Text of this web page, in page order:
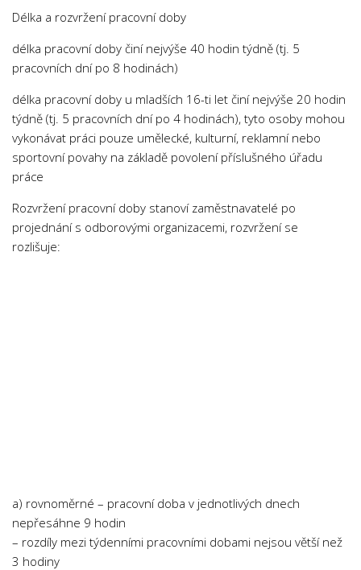
Právo
Společenské vědy
Technika
Účetnictví
Zeměpis
Novinky
Délka a rozvržení pracovní doby
délka pracovní doby činí nejvýše 40 hodin týdně (tj. 5
pracovních dní po 8 hodinách)
délka pracovní doby u mladších 16-ti let činí nejvýše 20 hodin
týdně (tj. 5 pracovních dní po 4 hodinách), tyto osoby mohou
vykonávat práci pouze umělecké, kulturní, reklamní nebo
sportovní povahy na základě povolení příslušného úřadu
práce
Rozvržení pracovní doby stanoví zaměstnavatelé po
projednání s odborovými organizacemi, rozvržení se
rozlišuje:
a) rovnoměrné – pracovní doba v jednotlivých dnech
nepřesáhne 9 hodin
– rozdíly mezi týdenními pracovními dobami nejsou větší než
3 hodiny